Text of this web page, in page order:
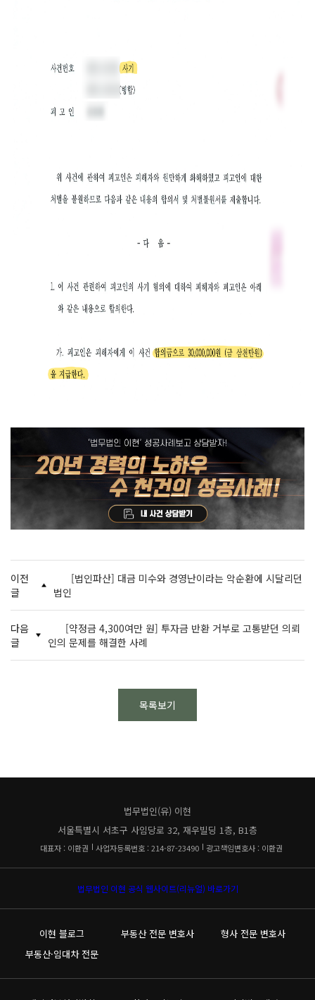
이전
글
[법인파산] 대금 미수와 경영난이라는 악순환에 시달리던
법인
다음
글
[약정금 4,300여만 원] 투자금 반환 거부로 고통받던 의뢰
인의 문제를 해결한 사례
목록보기
법무법인(유) 이현
서울특별시 서초구 사임당로 32, 재우빌딩 1층, B1층
대표자 : 이환권 사업자등록번호 : 214-87-23490 광고책임변호사 : 이환권
법무법인 이현 공식 웹사이트(리뉴얼) 바로가기
이현 블로그 부동산 전문 변호사
형사 전문 변호사
부동산·임대차 전문